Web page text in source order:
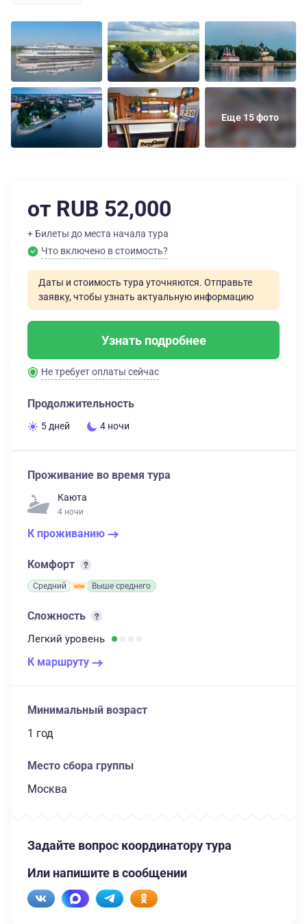
Еще 15 фото
от RUB 52,000
+ Билеты до места начала тура
Что включено в стоимость?
Даты и стоимость тура уточняются. Отправьте
заявку, чтобы узнать актуальную информацию
Узнать подробнее
Не требует оплаты сейчас
Продолжительность
5 дней 4 ночи
Проживание во время тура
Каюта
4 ночи
К проживанию
Комфорт
Средний Выше среднего
Сложность
Легкий уровень
К маршруту
Минимальный возраст
1 год
Место сбора группы
Москва
Задайте вопрос координатору тура
Или напишите в сообщении